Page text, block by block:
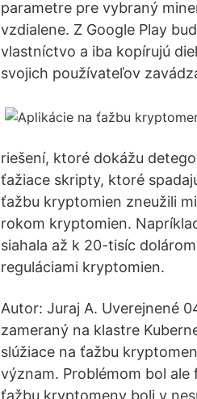
parametre pre vybraný
vzdialene. Z Google Play
vlastníctvo a iba kopírujú
svojich používateľov
riešení, ktoré dokážu
ťažiace skripty, ktoré
ťažbu kryptomien zneužili
rokom kryptomien.
siahala až k 20-tisíc
reguláciami kryptomien.
Autor: Juraj A. Uverejnené
zameraný na klastre
slúžiace na ťažbu
význam. Problémom bol
ťažbu kryptomeny boli v